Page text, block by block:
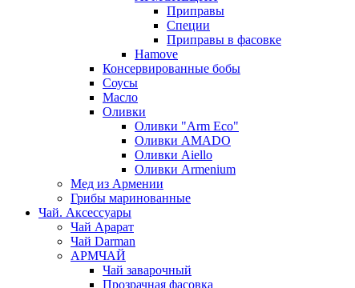
Приправы
Специи
Приправы в фасовке
Hamove
Консервированные бобы
Соусы
Масло
Оливки
Оливки "Arm Eco"
Оливки AMADO
Оливки Aiello
Оливки Armenium
Мед из Армении
Грибы маринованные
Чай. Аксессуары
Чай Арарат
Чай Darman
АРМЧАЙ
Чай заварочный
Прозрачная фасовка